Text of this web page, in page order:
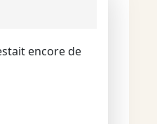
encore de